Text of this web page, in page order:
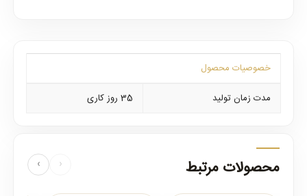
خصوصیات محصول
مدت زمان تولید
35 روز کاری
محصولات مرتبط ‹
›